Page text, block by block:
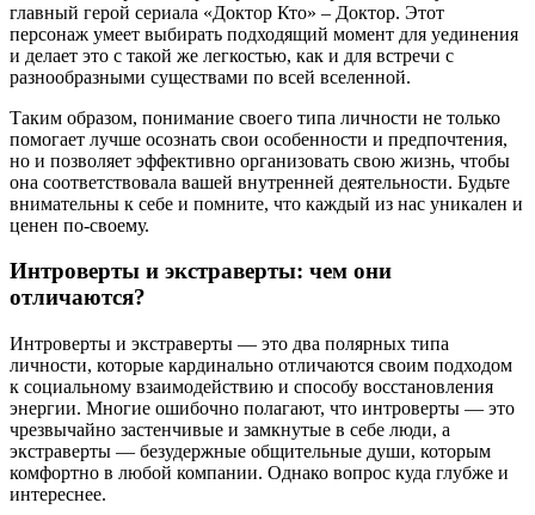
главный герой сериала «Доктор Кто» – Доктор. Этот
персонаж умеет выбирать подходящий момент для уединения
и делает это с такой же легкостью, как и для встречи с
разнообразными существами по всей вселенной.
Таким образом, понимание своего типа личности не только
помогает лучше осознать свои особенности и предпочтения,
но и позволяет эффективно организовать свою жизнь, чтобы
она соответствовала вашей внутренней деятельности. Будьте
внимательны к себе и помните, что каждый из нас уникален и
ценен по-своему.
Интроверты и экстраверты: чем они
отличаются?
Интроверты и экстраверты — это два полярных типа
личности, которые кардинально отличаются своим подходом
к социальному взаимодействию и способу восстановления
энергии. Многие ошибочно полагают, что интроверты — это
чрезвычайно застенчивые и замкнутые в себе люди, а
экстраверты — безудержные общительные души, которым
комфортно в любой компании. Однако вопрос куда глубже и
интереснее.